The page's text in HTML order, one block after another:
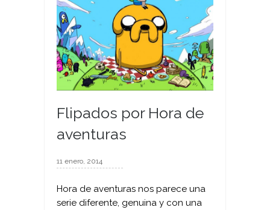
Flipados por Hora de
aventuras
11 enero, 2014
Hora de aventuras nos parece una
serie diferente, genuina y con una